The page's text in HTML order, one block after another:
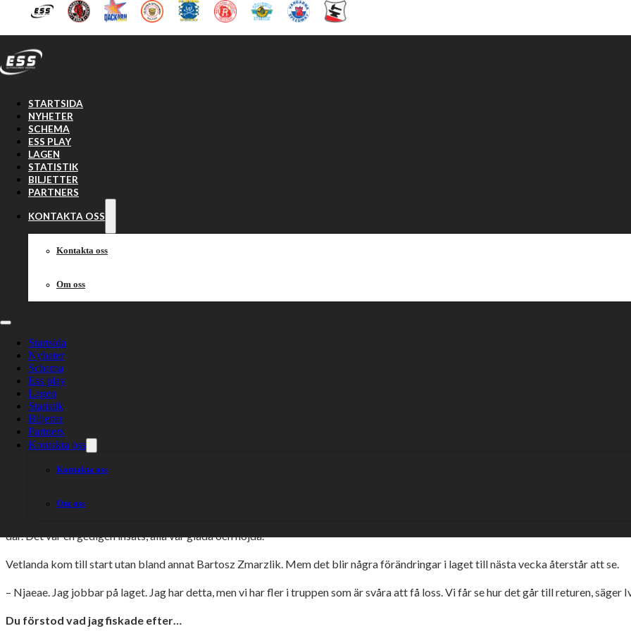
Hoppa till huvudinnehåll Hoppa till sidfot
STARTSIDA
NYHETER
SCHEMA
ESS PLAY
LAGEN
STATISTIK
BILJETTER
PARTNERS
KONTAKTA OSS
Kontakta oss
Om oss
Startsida
Nyheter
Schema
Ess play
Lagen
Statistik
Biljetter
Partners
Kontakta oss
Kontakta oss
Om oss
Optimistiskt efter första
kvartsfinalerna
Med sex poängs marginal i båda kvartsfinalerna kan det fortfarande sluta lite hur som helst. Vi har snackat med
där. Det var en gedigen insats, alla var glada och nöjda.
Vetlanda kom till start utan bland annat Bartosz Zmarzlik. Mem det blir några förändringar i laget till nästa vecka återstår att se.
– Njaeae. Jag jobbar på laget. Jag har detta, men vi har fler i truppen som är svåra att få loss. Vi får se hur det går till returen, säger
Du förstod vad jag fiskade efter…